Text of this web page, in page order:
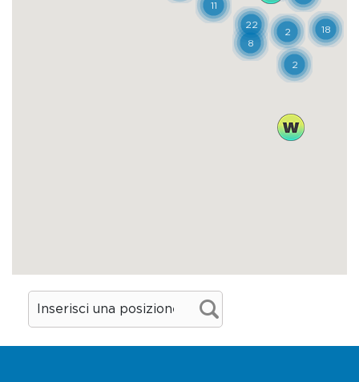
piegati in un esperimento inedito per quei
tempi. Tutti luoghi che nel tempo han-no
avuto sorti diverse ma hanno mantenuto
abitati e vivi, come a Valdagno, altri si sono
rivitalizzati accogliendo crea-tivi e artigiani
Dove mangiare
Spinechile